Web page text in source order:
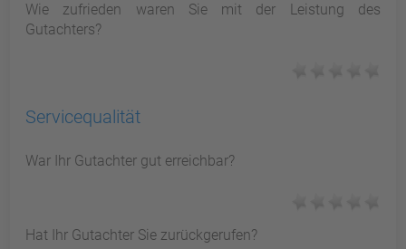
Wie zufrieden waren Sie mit der Leistung des
Gutachters?
Servicequalität
War Ihr Gutachter gut erreichbar?
Hat Ihr Gutachter Sie zurückgerufen?